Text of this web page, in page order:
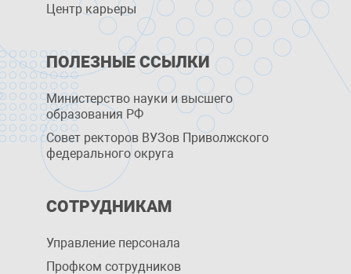
Центр карьеры
ПОЛЕЗНЫЕ ССЫЛКИ
Министерство науки и высшего
образования РФ
Совет ректоров ВУЗов Приволжского
федерального округа
СОТРУДНИКАМ
Управление персоналa
Профком сотрудников